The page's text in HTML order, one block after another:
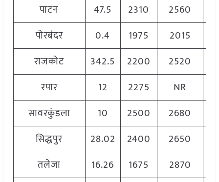
पाटन
47.5 2310 2560
पोरबंदर
0.4 1975 2015
राजकोट
342.5 2200 2520
रपार
12 2275 NR
सावरकुंडला
10 2500 2680
सिद्धपुर
28.02 2400 2650
तलेजा
16.26 1675 2870